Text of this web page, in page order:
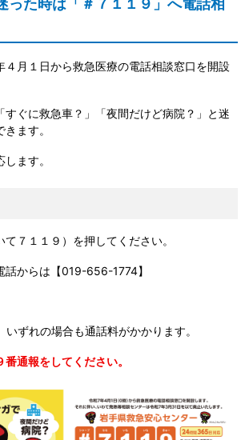
４月１日から救急医療の電話相談窓口を開設
すぐに救急車？」「夜間だけど病院？」と迷
ます。
ます。
７１１９）を押してください。
からは【019-656-1774】
ずれの場合も通話料がかかります。
通報をしてください。